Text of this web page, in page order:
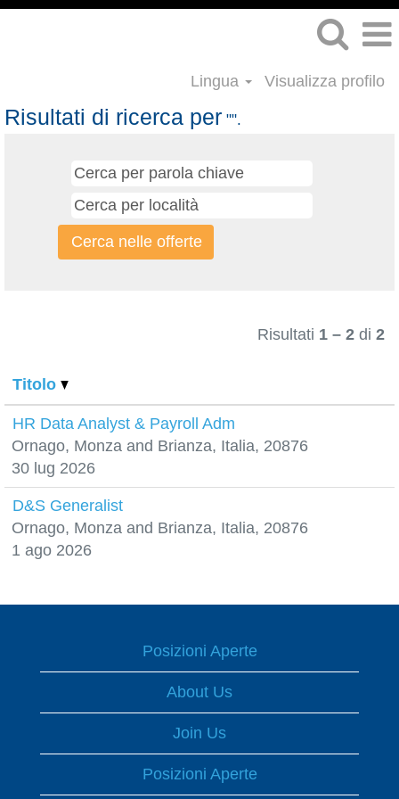
Lingua Visualizza profilo
Risultati di ricerca per "".
Risultati 1 – 2 di 2
Titolo
HR Data Analyst & Payroll Adm
Ornago, Monza and Brianza, Italia, 20876
30 lug 2026
D&S Generalist
Ornago, Monza and Brianza, Italia, 20876
1 ago 2026
Posizioni Aperte
About Us
Join Us
Posizioni Aperte